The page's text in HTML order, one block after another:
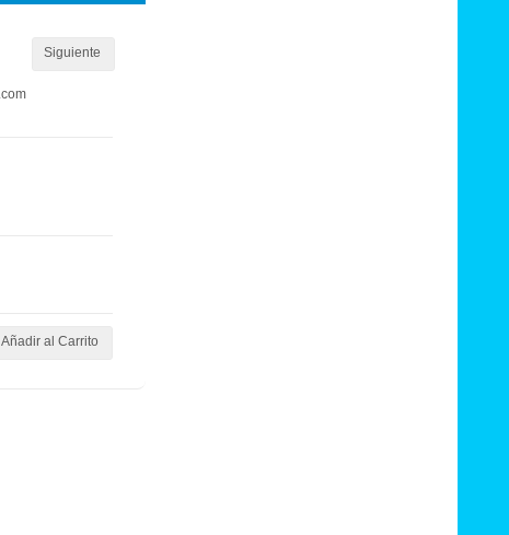
Siguiente
Añadir al Carrito